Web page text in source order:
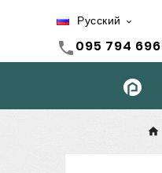
Русский 
call095 794